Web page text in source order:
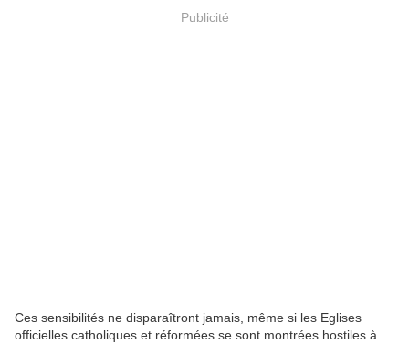
Publicité
Ces sensibilités ne disparaîtront jamais, même si les Eglises
officielles catholiques et réformées se sont montrées hostiles à